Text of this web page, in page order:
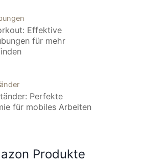
Effektive
für mehr
Perfekte
für mobiles Arbeiten
Produkte